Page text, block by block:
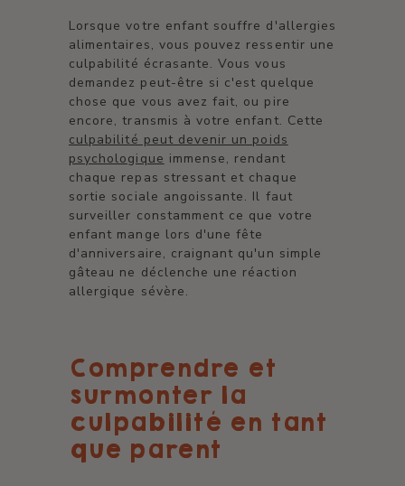
Lorsque votre enfant souffre d'allergies
alimentaires, vous pouvez ressentir une
culpabilité écrasante. Vous vous
demandez peut-être si c'est quelque
chose que vous avez fait, ou pire
encore, transmis à votre enfant. Cette
culpabilité peut devenir un poids
psychologique immense, rendant
chaque repas stressant et chaque
sortie sociale angoissante. Il faut
surveiller constamment ce que votre
enfant mange lors d'une fête
d'anniversaire, craignant qu'un simple
gâteau ne déclenche une réaction
allergique sévère.
Comprendre et
surmonter la
culpabilité en tant
que parent